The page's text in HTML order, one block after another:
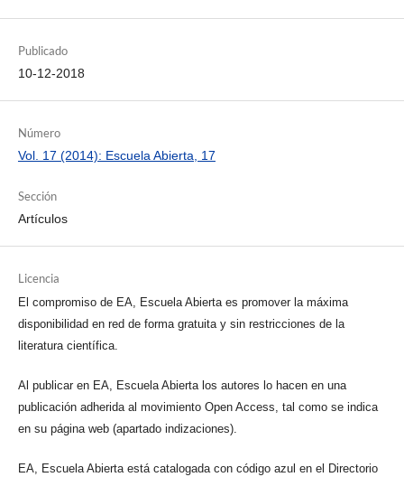
Publicado
10-12-2018
Número
Vol. 17 (2014): Escuela Abierta, 17
Sección
Artículos
Licencia
El compromiso de EA, Escuela Abierta es promover la máxima
disponibilidad en red de forma gratuita y sin restricciones de la
literatura científica.
Al publicar en EA, Escuela Abierta los autores lo hacen en una
publicación adherida al movimiento Open Access, tal como se indica
en su página web (apartado indizaciones).
EA, Escuela Abierta está catalogada con código azul en el Directorio